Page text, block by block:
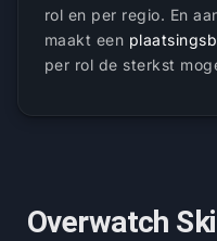
rol en per regio. En
maakt een
per rol de sterkst
Overwatch